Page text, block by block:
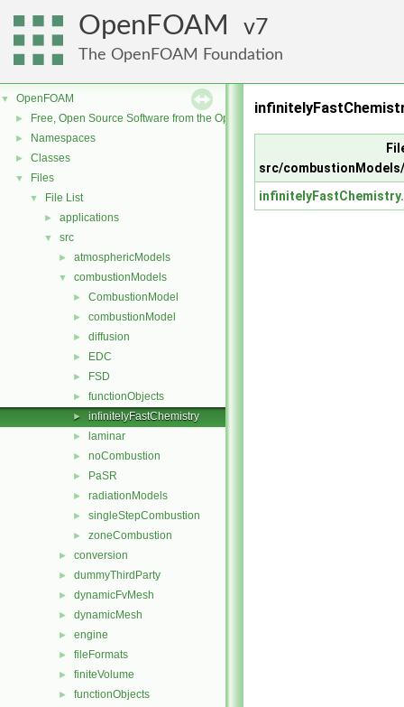
OpenFOAM 7
The OpenFOAM Foundation
▼ OpenFOAM
► Free, Open Source Software from the OpenFOAM Foundation
► Namespaces
► Classes
▼ Files
▼ File List
► applications
▼ src
► atmosphericModels
▼ combustionModels
► CombustionModel
► combustionModel
► diffusion
► EDC
► FSD
► functionObjects
► infinitelyFastChemistry
► laminar
► noCombustion
► PaSR
► radiationModels
► singleStepCombustion
► zoneCombustion
► conversion
► dummyThirdParty
► dynamicFvMesh
► dynamicMesh
► engine
► fileFormats
► finiteVolume
► functionObjects
src/